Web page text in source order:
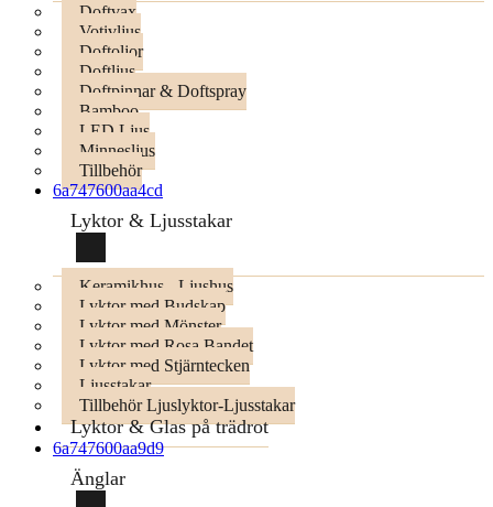
Doftvax
Votivljus
Doftoljor
Doftljus
Doftpinnar & Doftspray
Bamboo
LED Ljus
Minnesljus
Tillbehör
6a747600aa4cd
Lyktor & Ljusstakar
Keramikhus - Ljushus
Lyktor med Budskap
Lyktor med Mönster
Lyktor med Rosa Bandet
Lyktor med Stjärntecken
Ljusstakar
Tillbehör Ljuslyktor-Ljusstakar
Lyktor & Glas på trädrot
6a747600aa9d9
Änglar